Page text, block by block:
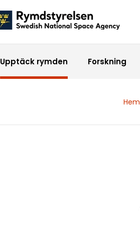
Upptäck rymden Forskning
Hem